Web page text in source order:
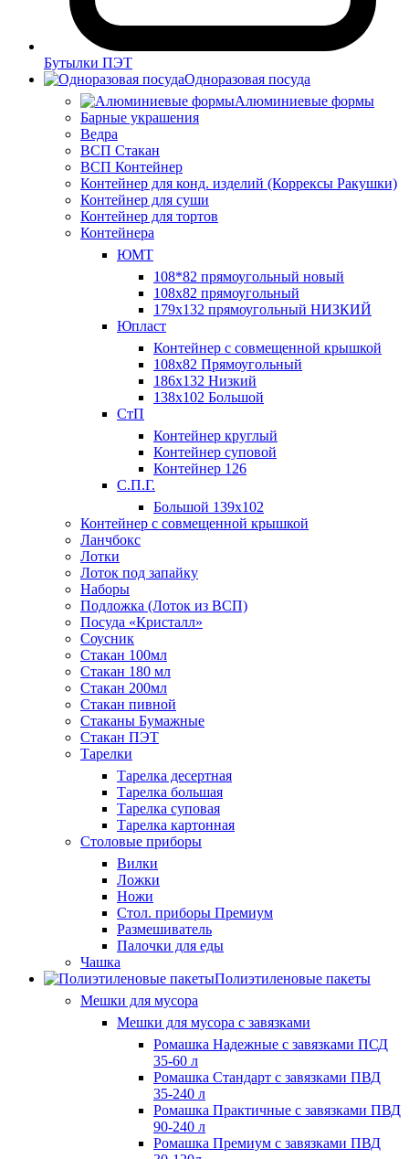
Бутылки ПЭТ
Одноразовая посуда
Алюминиевые формы
Барные украшения
Ведра
ВСП Стакан
ВСП Контейнер
Контейнер для конд. изделий (Коррексы Ракушки)
Контейнер для суши
Контейнер для тортов
Контейнера
ЮМТ
108*82 прямоугольный новый
108х82 прямоугольный
179х132 прямоугольный НИЗКИЙ
Юпласт
Контейнер с совмещенной крышкой
108х82 Прямоугольный
186х132 Низкий
138х102 Большой
СтП
Контейнер круглый
Контейнер суповой
Контейнер 126
С.П.Г.
Большой 139х102
Контейнер с совмещенной крышкой
Ланчбокс
Лотки
Лоток под запайку
Наборы
Подложка (Лоток из ВСП)
Посуда «Кристалл»
Соусник
Стакан 100мл
Стакан 180 мл
Стакан 200мл
Стакан пивной
Стаканы Бумажные
Стакан ПЭТ
Тарелки
Тарелка десертная
Тарелка большая
Тарелка суповая
Тарелка картонная
Столовые приборы
Вилки
Ложки
Ножи
Стол. приборы Премиум
Размешиватель
Палочки для еды
Чашка
Полиэтиленовые пакеты
Мешки для мусора
Мешки для мусора с завязками
Ромашка Надежные с завязками ПСД
35-60 л
Ромашка Стандарт с завязками ПВД
35-240 л
Ромашка Практичные с завязками ПВД
90-240 л
Ромашка Премиум с завязками ПВД